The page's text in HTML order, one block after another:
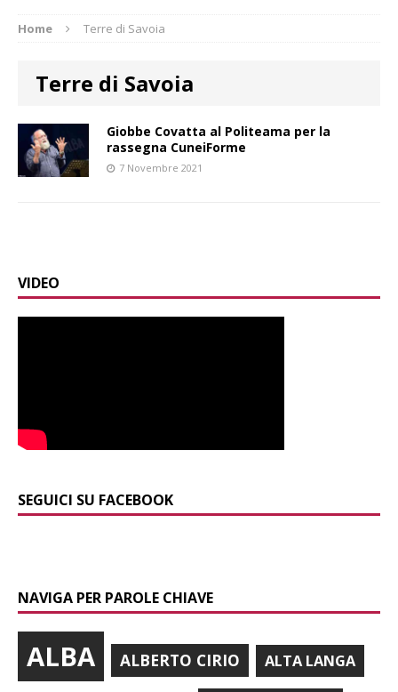
Home Terre di Savoia
Terre di Savoia
Giobbe Covatta al Politeama per la
rassegna CuneiForme
7 Novembre 2021
VIDEO
SEGUICI SU FACEBOOK
NAVIGA PER PAROLE CHIAVE
ALBA ALBERTO CIRIO ALTA LANGA